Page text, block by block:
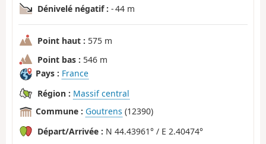
Dénivelé négatif : - 44 m
Point haut : 575 m
Point bas : 546 m
Pays : France
Région : Massif central
Commune : Goutrens (12390)
Départ/Arrivée : N 44.43961° / E 2.40474°